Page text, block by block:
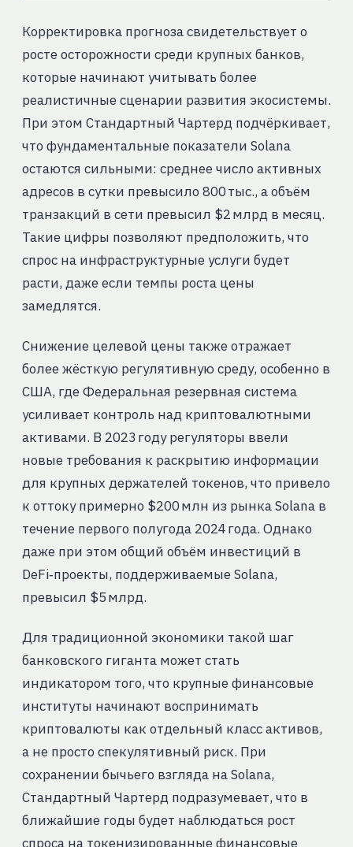
Корректировка прогноза свидетельствует о
росте осторожности среди крупных банков,
которые начинают учитывать более
реалистичные сценарии развития экосистемы.
При этом Стандартный Чартерд подчёркивает,
что фундаментальные показатели Solana
остаются сильными: среднее число активных
адресов в сутки превысило 800 тыс., а объём
транзакций в сети превысил $2 млрд в месяц.
Такие цифры позволяют предположить, что
спрос на инфраструктурные услуги будет
расти, даже если темпы роста цены
замедлятся.
Снижение целевой цены также отражает
более жёсткую регулятивную среду, особенно в
США, где Федеральная резервная система
усиливает контроль над криптовалютными
активами. В 2023 году регуляторы ввели
новые требования к раскрытию информации
для крупных держателей токенов, что привело
к оттоку примерно $200 млн из рынка Solana в
течение первого полугода 2024 года. Однако
даже при этом общий объём инвестиций в
DeFi‑проекты, поддерживаемые Solana,
превысил $5 млрд.
Для традиционной экономики такой шаг
банковского гиганта может стать
индикатором того, что крупные финансовые
институты начинают воспринимать
криптовалюты как отдельный класс активов,
а не просто спекулятивный риск. При
сохранении бычьего взгляда на Solana,
Стандартный Чартерд подразумевает, что в
ближайшие годы будет наблюдаться рост
спроса на токенизированные финансовые